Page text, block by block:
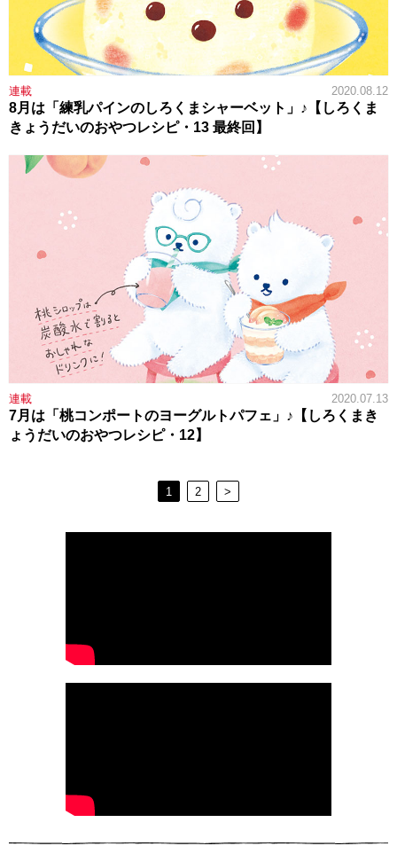
連載 2020.08.12
8月は「練乳パインのしろくまシャーベット」♪【しろくま
きょうだいのおやつレシピ・13 最終回】
連載 2020.07.13
7月は「桃コンポートのヨーグルトパフェ」♪【しろくまき
ょうだいのおやつレシピ・12】
1 2 >